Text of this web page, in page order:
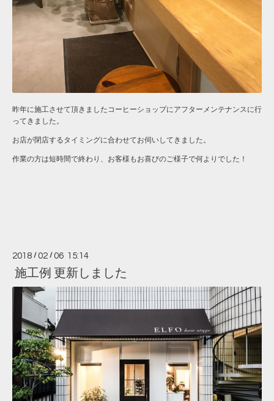
昨年に施工させて頂きましたコーヒーショップにアフターメンテナンスに行
ってきました。
お店が閉店するタイミングに合わせてお伺いしてきました。
作業の方は短時間で終わり、お客様もお喜びのご様子で何よりでした！
2018 /02 /06 15:14
施工例 更新しました